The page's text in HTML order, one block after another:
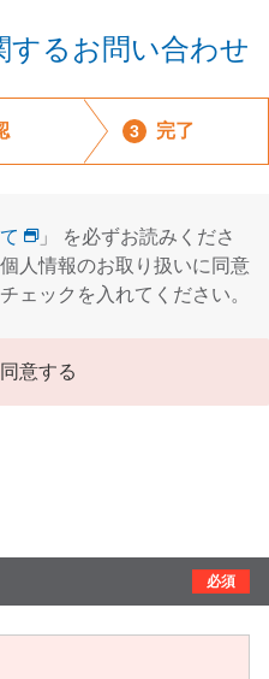
するお問い合わせ
3 完了
」 を必ずお読みくださ
人情報のお取り扱いに同意
ェックを入れてください。
意する
必須